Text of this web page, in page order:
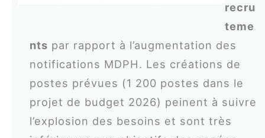
recru
teme
nts par rapport à l’augmentation des
notifications MDPH. Les créations de
postes prévues (1 200 postes dans le
projet de budget 2026) peinent à suivre
l’explosion des besoins et sont très